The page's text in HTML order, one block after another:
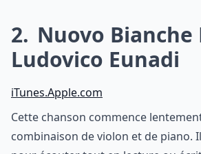
2 Nuovo Bianche
Ludovico Eunadi
iTunes.Apple.com
Cette chanson commence
combinaison de violon et de piano.